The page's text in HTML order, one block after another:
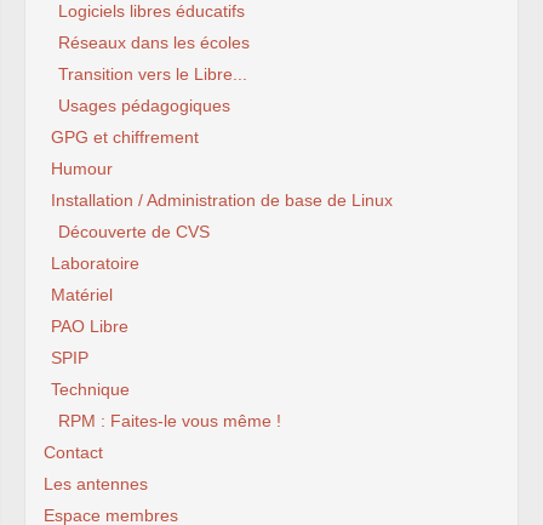
Logiciels libres éducatifs
Réseaux dans les écoles
Transition vers le Libre...
Usages pédagogiques
GPG et chiffrement
Humour
Installation / Administration de base de Linux
Découverte de CVS
Laboratoire
Matériel
PAO Libre
SPIP
Technique
RPM : Faites-le vous même !
Contact
Les antennes
Espace membres